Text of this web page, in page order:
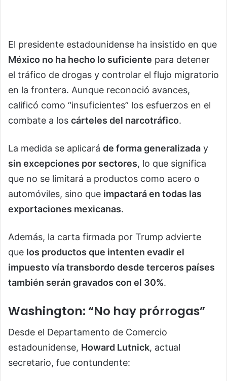
El presidente estadounidense ha insistido en que
México no ha hecho lo suficiente para detener
el tráfico de drogas y controlar el flujo migratorio
en la frontera. Aunque reconoció avances,
calificó como “insuficientes” los esfuerzos en el
combate a los cárteles del narcotráfico.
La medida se aplicará de forma generalizada y
sin excepciones por sectores, lo que significa
que no se limitará a productos como acero o
automóviles, sino que impactará en todas las
exportaciones mexicanas.
Además, la carta firmada por Trump advierte
que los productos que intenten evadir el
impuesto vía transbordo desde terceros países
también serán gravados con el 30%.
Washington: “No hay prórrogas”
Desde el Departamento de Comercio
estadounidense, Howard Lutnick, actual
secretario, fue contundente: